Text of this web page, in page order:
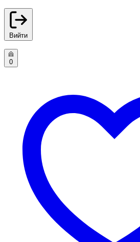
Вийти
0